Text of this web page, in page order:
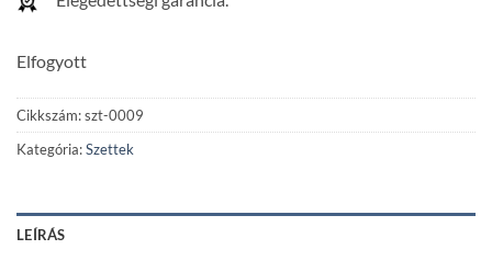
Elfogyott
Cikkszám:szt-0009
Kategória:Szettek
LEÍRÁS